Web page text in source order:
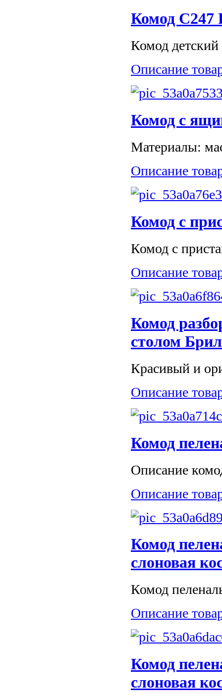
Комод С247
Комод
Описание
Комод с
Материалы:
Описание
Комод с
Комод с
Описание
Комод
столом
Красивый и
Описание
Комод
Описание
Описание
Комод
слоновая
Комод
Описание
Комод
слоновая